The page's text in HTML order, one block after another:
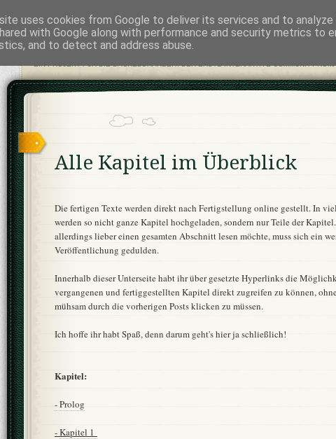
Das Novelproject
Alle Kapitel im Überblick
Die fertigen Texte werden direkt nach Fertigstellung online gestellt. In
werden so nicht ganze Kapitel hochgeladen, sondern nur Teile der
allerdings lieber einen gesamten Abschnitt lesen möchte, muss sich ein
Veröffentlichung gedulden.
Innerhalb dieser Unterseite habt ihr über gesetzte Hyperlinks die
vergangenen und fertiggestellten Kapitel direkt zugreifen zu können,
mühsam durch die vorherigen Posts klicken zu müssen.
Ich hoffe ihr habt Spaß, denn darum geht's hier ja schließlich!
Kapitel:
- Prolog
-Kapitel 1
uses cookies from Google to deliver its services and to
with Google along with performance and security metrics to
and to detect and address abuse.